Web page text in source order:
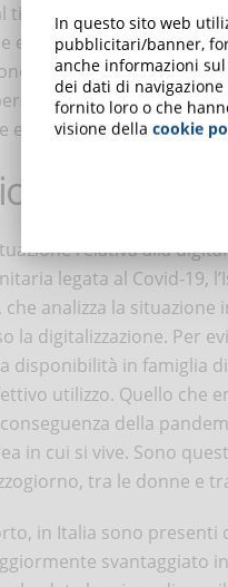
tipo di divario e dalle
escluso da un
la perdita dei
che non ne hanno
popoli con diverse
in Italia
relativa alla
legata al Covid-19,
, che analizza la
la digitalizzazione. Per
disponibilità in famiglia
utilizzo. Quello che
della
in cui si vive. Sono
tra le donne e
in Italia sono presenti
svantaggiato
In questo sito web
pubblicitari/banner,
anche informazioni
dei dati di
fornito loro o che
visione della cookie